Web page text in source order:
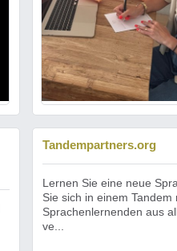
Tandempartners.org
Lernen Sie eine neue
Sie sich in einem Tandem
Sprachenlernenden aus
ve...